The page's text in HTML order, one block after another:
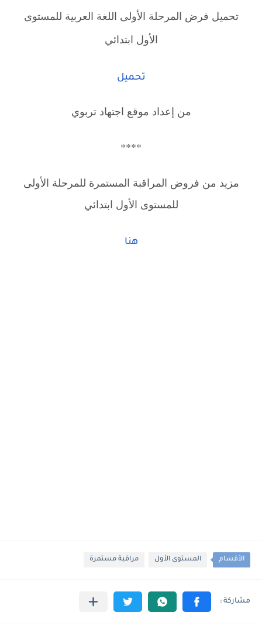
تحميل فرض المرحلة الأولى اللغة العربية للمستوى
الأول ابتدائي
تحميل
من إعداد موقع اجتهاد تربوي
****
مزيد من فروض المراقبة المستمرة للمرحلة الأولى
للمستوى الأول ابتدائي
هنا
الأقسام المستوى الأول مراقبة مستمرة